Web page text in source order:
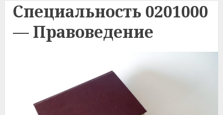
Специальность 0201000
— Правоведение